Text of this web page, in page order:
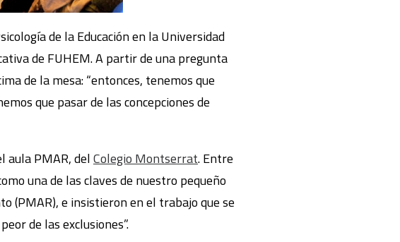
de la Educación en la Universidad
de FUHEM. A partir de una pregunta
de la mesa: “entonces, tenemos que
que pasar de las concepciones de
aula PMAR, delColegio Montserrat. Entre
una de las claves de nuestro pequeño
(PMAR), e insistieron en el trabajo que se
de las exclusiones”.